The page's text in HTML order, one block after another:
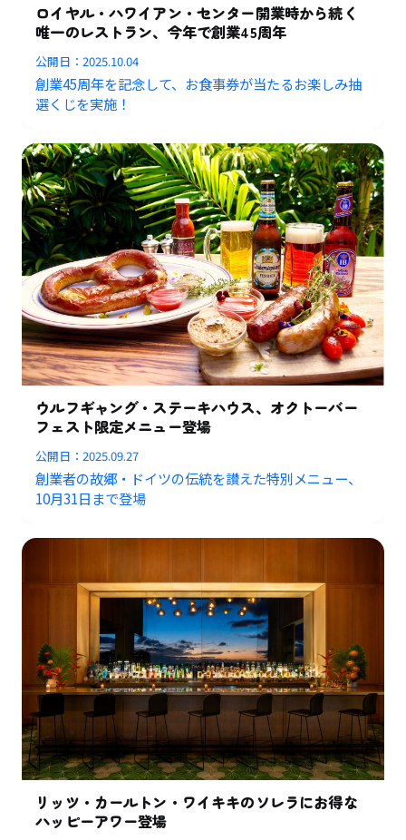
ロイヤル・ハワイアン・センター開業時から続く
唯一のレストラン、今年で創業45周年
公開日：2025.10.04
創業45周年を記念して、お食事券が当たるお楽しみ抽
選くじを実施！
ウルフギャング・ステーキハウス、オクトーバー
フェスト限定メニュー登場
公開日：2025.09.27
創業者の故郷・ドイツの伝統を讃えた特別メニュー、
10月31日まで登場
リッツ・カールトン・ワイキキのソレラにお得な
ハッピーアワー登場